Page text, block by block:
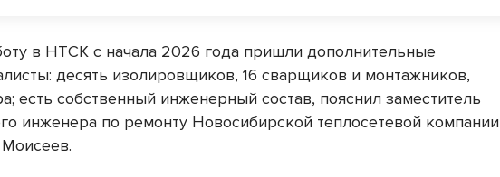
в НТСК с начала 2026 года пришли дополнительные
десять изолировщиков, 16 сварщиков и монтажников,
есть собственный инженерный состав, пояснил заместитель
инженера по ремонту Новосибирской теплосетевой компании